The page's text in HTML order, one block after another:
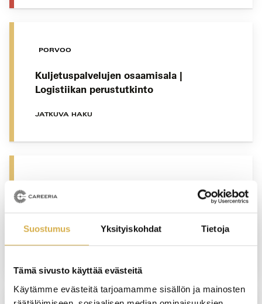
Suostumus Yksityiskohdat Tietoja
Tämä sivusto käyttää evästeitä
Käytämme evästeitä tarjoamamme sisällön ja mainosten
PORVOO
Kuljetuspalvelujen osaamisala |
Logistiikan perustutkinto
JATKUVA HAKU
Oppisopimuskoulutus
JATKUVA HAKU